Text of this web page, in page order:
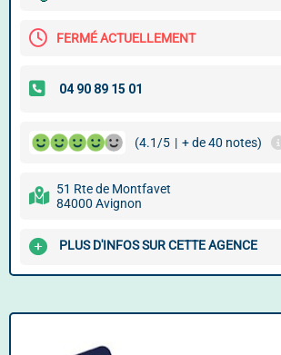
FERMÉ ACTUELLEMENT
(4.1/5 | + de 40 notes)
51 Rte de Montfavet
84000 Avignon
PLUS D'INFOS SUR CETTE AGENCE